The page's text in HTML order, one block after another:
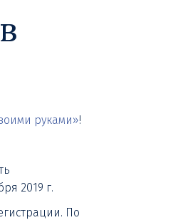
руками»!
2019 г.
По